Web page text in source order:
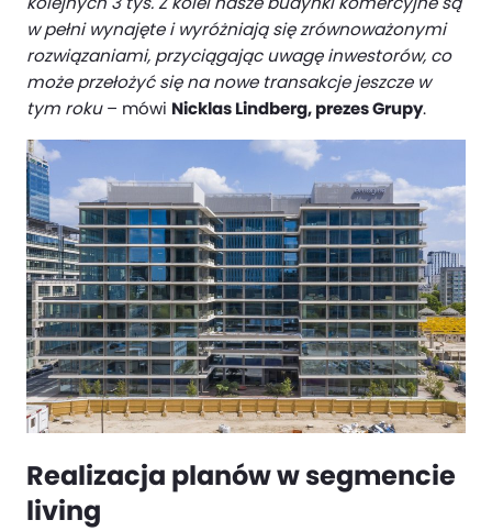
w pełni wynajęte i wyróżniają się zrównoważonymi
rozwiązaniami, przyciągając uwagę inwestorów, co
może przełożyć się na nowe transakcje jeszcze w
tym roku– mówi Nicklas Lindberg, prezes Grupy.
Realizacja planów w segmencie
living